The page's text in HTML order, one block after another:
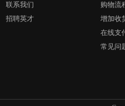
联系我们
招聘英才
购物流
增加收
在线支
常见问